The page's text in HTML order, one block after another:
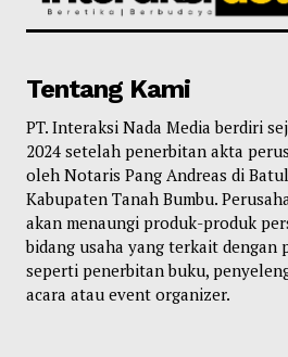
Tentang Kami
PT. Interaksi Nada Media berdiri
2024 setelah penerbitan akta
oleh Notaris Pang Andreas di
Kabupaten Tanah Bumbu.
akan menaungi produk-produk
bidang usaha yang terkait dengan
seperti penerbitan buku,
acara atau event organizer.